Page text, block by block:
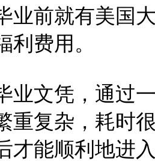
业前就有美国
利费用。
文凭，通过一
重复杂，耗时
才能顺利地进